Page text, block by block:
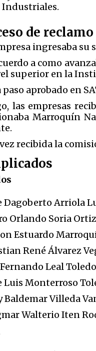
Industriales.
de reclamo
ingresaba
a como
superior en la
paso aprobado en
las empresas
Marroquín
recibida la
Dagoberto Arriola
Orlando Soria Ortiz
Estuardo
René Álvarez
Leal Toledo
Luis Monterroso
Baldemar Villeda
Walterio Iten